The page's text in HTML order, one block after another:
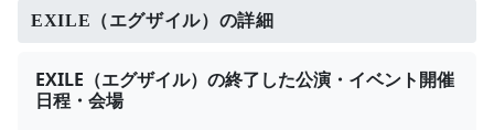
EXILE（エグザイル）の詳細
EXILE（エグザイル）の終了した公演・イベント開催
日程・会場